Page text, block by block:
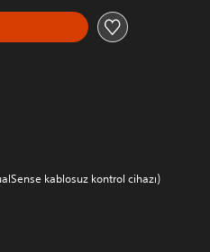
kablosuz kontrol cihazı)